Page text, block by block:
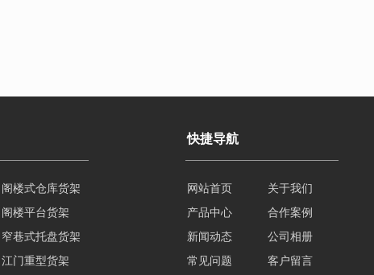
阁楼平台货架
窄巷式托盘货架
江门重型货架
中型悬臂货架
快捷导航
网站首页
关于我们
产品中心
合作案例
新闻动态
公司相册
常见问题
客户留言